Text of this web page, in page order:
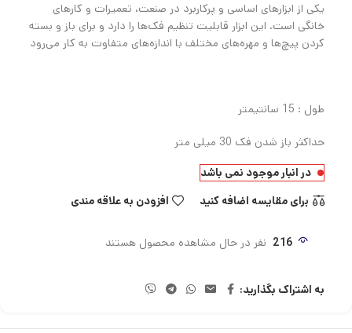
یکی از ابزارهای اساسی و پرکاربرد در صنعت، تعمیرات و کارهای
خانگی است. این ابزار قابلیت تنظیم فک‌ها را دارد و برای باز و بسته
کردن پیچ‌ها و مهره‌های مختلف با اندازه‌های متفاوت به کار می‌رود
طول : 15 سانتیمتر
حداکثر باز شدن فک 30 میلی متر
در انبار موجود نمی باشد
برای مقایسه اضافه کنید
افزودن به علاقه مندی
216 نفر در حال مشاهده محصول هستند
به اشتراک بگذارید: